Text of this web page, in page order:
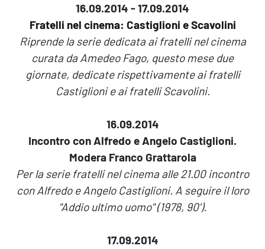
16.09.2014 - 17.09.2014
Fratelli nel cinema: Castiglioni e Scavolini
Riprende la serie dedicata ai fratelli nel cinema
curata da Amedeo Fago, questo mese due
giornate, dedicate rispettivamente ai fratelli
Castiglioni e ai fratelli Scavolini.
16.09.2014
Incontro con Alfredo e Angelo Castiglioni.
Modera Franco Grattarola
Per la serie fratelli nel cinema alle 21.00 incontro
con Alfredo e Angelo Castiglioni. A seguire il loro
"Addio ultimo uomo" (1978, 90').
17.09.2014